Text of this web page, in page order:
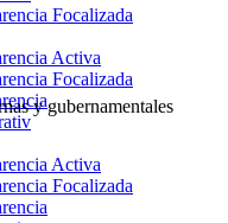
Focalizada
Activa
Focalizada
Activa
Focalizada
y gubernamentales